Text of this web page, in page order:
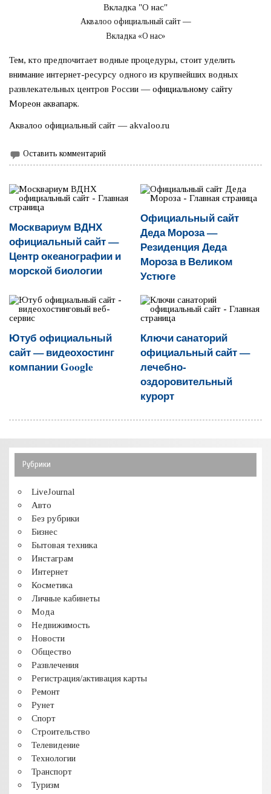
Аквалоо официальный сайт —
Вкладка «О нас»
Тем, кто предпочитает водные процедуры, стоит уделить
внимание интернет-ресурсу одного из крупнейших водных
развлекательных центров России —официальному сайту
Мореон аквапарк.
Аквалоо официальный сайт — akvaloo.ru
Оставить комментарий
Москвариум ВДНХ
официальный сайт —
Центр океанографии и
морской биологии
Официальный сайт
Деда Мороза —
Резиденция Деда
Мороза в Великом
Устюге
Ютуб официальный
сайт — видеохостинг
компании Google
Ключи санаторий
официальный сайт —
лечебно-
оздоровительный
курорт
Рубрики
LiveJournal
Авто
Без рубрики
Бизнес
Бытовая техника
Инстаграм
Интернет
Косметика
Личные кабинеты
Мода
Недвижимость
Новости
Общество
Развлечения
Регистрация/активация карты
Ремонт
Рунет
Спорт
Строительство
Телевидение
Технологии
Транспорт
Туризм